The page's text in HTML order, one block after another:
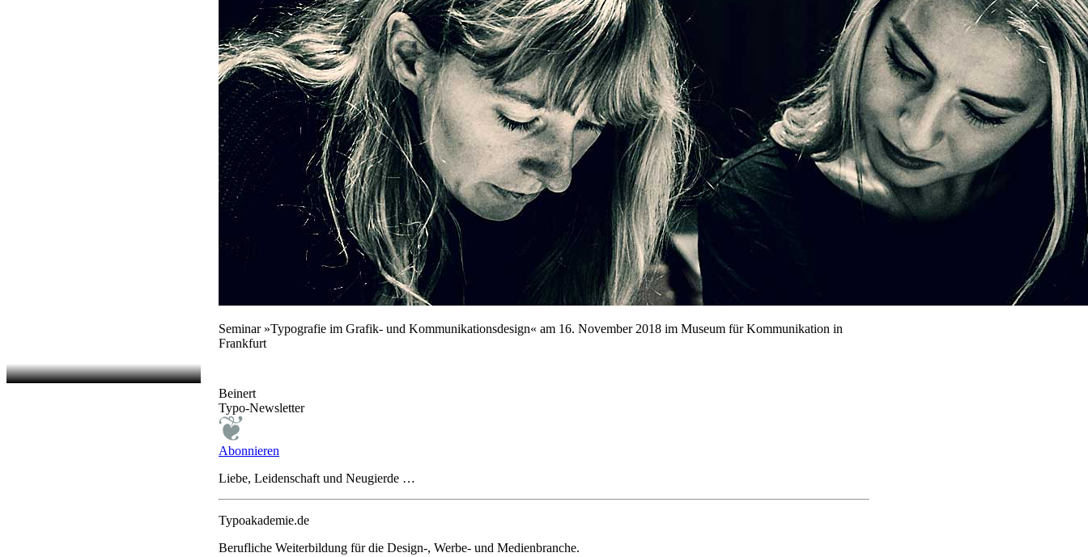
Seminar »Typografie im Grafik- und Kommunikationsdesign« am 16. November 2018 im Museum für Kommunikation in
Frankfurt
Beinert
Typo-Newsletter
Abonnieren
Liebe, Leidenschaft und Neugierde …
Typoakademie.de
Berufliche Weiterbildung für die Design-, Werbe- und Medienbranche.